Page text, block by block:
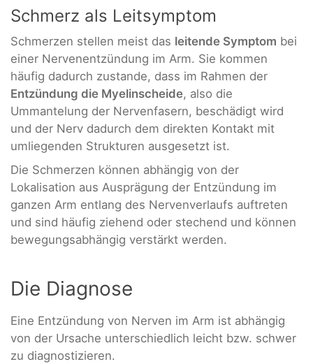
Schmerz als Leitsymptom
Schmerzen stellen meist das leitende Symptom bei
einer Nervenentzündung im Arm. Sie kommen
häufig dadurch zustande, dass im Rahmen der
Entzündung die Myelinscheide, also die
Ummantelung der Nervenfasern, beschädigt wird
und der Nerv dadurch dem direkten Kontakt mit
umliegenden Strukturen ausgesetzt ist.
Die Schmerzen können abhängig von der
Lokalisation aus Ausprägung der Entzündung im
ganzen Arm entlang des Nervenverlaufs auftreten
und sind häufig ziehend oder stechend und können
bewegungsabhängig verstärkt werden.
Die Diagnose
Eine Entzündung von Nerven im Arm ist abhängig
von der Ursache unterschiedlich leicht bzw. schwer
zu diagnostizieren.